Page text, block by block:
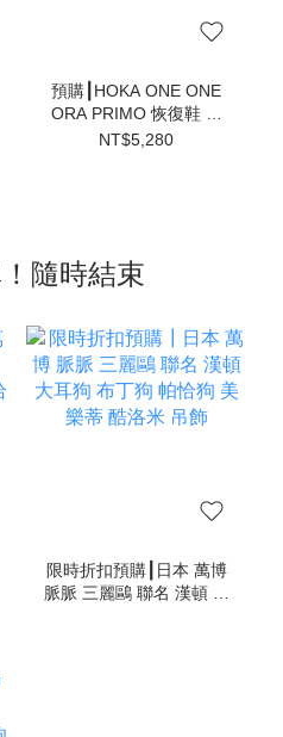
預購┃HOKA ONE ONE
ORA PRIMO 恢復鞋 懶
人鞋 拖鞋 全黑 烏龍麵 毛
NT$5,280
隨時結束
限時折扣預購┃日本 萬博
脈脈 三麗鷗 聯名 漢頓 大